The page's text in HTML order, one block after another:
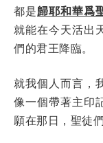
都是歸耶和華爲
就能在今天活出
們的君王降臨。
就我個人而言，
像一個帶著主印
願在那日，聖徒